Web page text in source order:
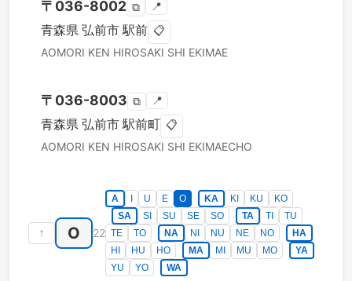
〒 036-8002 ⧉ 📍
青森県 弘前市 駅前 📋
AOMORI KEN HIROSAKI SHI EKIMAE
〒 036-8003 ⧉ 📍
青森県 弘前市 駅前町 📋
AOMORI KEN HIROSAKI SHI EKIMAECHO
↑ O 22
A U E O KA KI KU
KO
SA
SI SU SE SO TA TI
TU
TE
TO NA NI NU NE NO
HA
HI
HU HO MA MI MU MO
YA
YU
YO WA